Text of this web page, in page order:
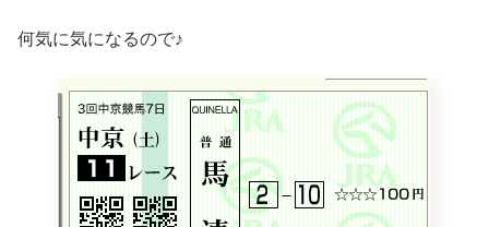
何気に気になるので♪